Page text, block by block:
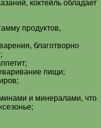
коктейль обладает
продуктов,
благотворно
пищи;
и минералами, что